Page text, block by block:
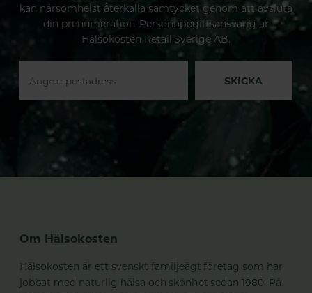
kan närsomhelst återkalla samtycket genom att avsluta
din prenumeration. Personuppgiftsansvarig är
Hälsokosten Retail Sverige AB.
SKICKA
Om Hälsokosten
Hälsokosten är ett svenskt familjeägt företag som har
jobbat med naturlig hälsa och skönhet sedan 1980. På